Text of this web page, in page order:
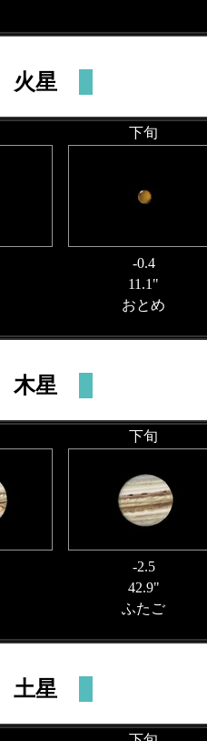
火星
下旬
-0.4
11.1"
おとめ
木星
下旬
-2.5
42.9"
ふたご
土星